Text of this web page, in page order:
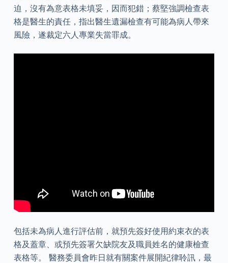
迫，沒有為意表格未填妥，因而犯錯；蔡堅強調檢查表
格是醫生的責任，指出醫生遺漏檢查有可能為病人帶來
風險，遂裁定六人專業失當罪成。
包括未為病人進行評估前，就預先簽好使用約束衣的表
格及蓋章、或預先簽署欠缺院友及職員姓名的健康檢查
表格等。 醫務委員會昨日就有關案件展開紀律聆訊，最